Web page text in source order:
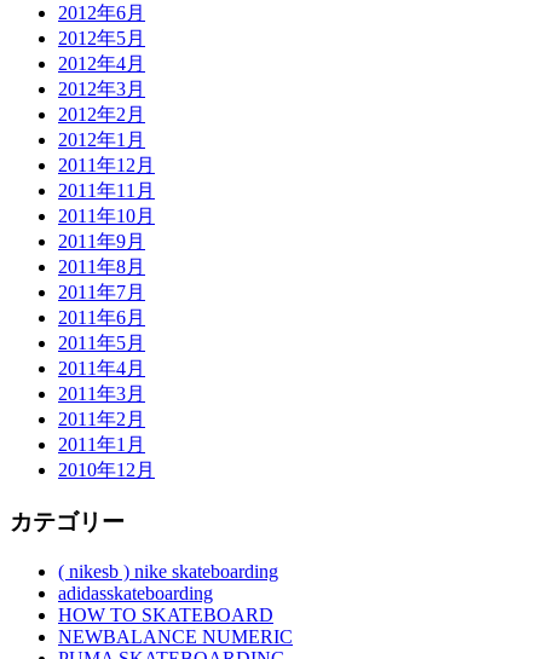
2012年6月
2012年5月
2012年4月
2012年3月
2012年2月
2012年1月
2011年12月
2011年11月
2011年10月
2011年9月
2011年8月
2011年7月
2011年6月
2011年5月
2011年4月
2011年3月
2011年2月
2011年1月
2010年12月
カテゴリー
( nikesb ) nike skateboarding
adidasskateboarding
HOW TO SKATEBOARD
NEWBALANCE NUMERIC